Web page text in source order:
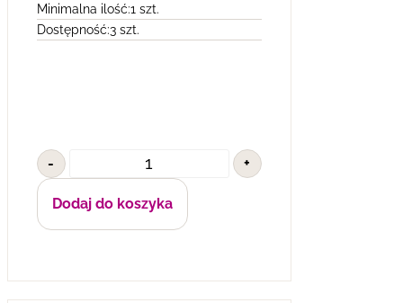
Minimalna ilość:1 szt.
Dostępność:3 szt.
- +
Dodaj do koszyka